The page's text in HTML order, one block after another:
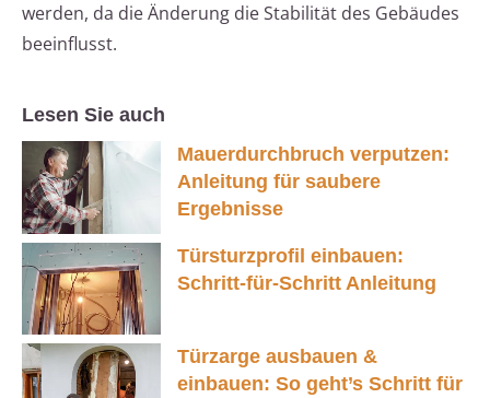
werden, da die Änderung die Stabilität des Gebäudes
beeinflusst.
Lesen Sie auch
Mauerdurchbruch verputzen:
Anleitung für saubere
Ergebnisse
Türsturzprofil einbauen:
Schritt-für-Schritt Anleitung
Türzarge ausbauen &
einbauen: So geht’s Schritt für